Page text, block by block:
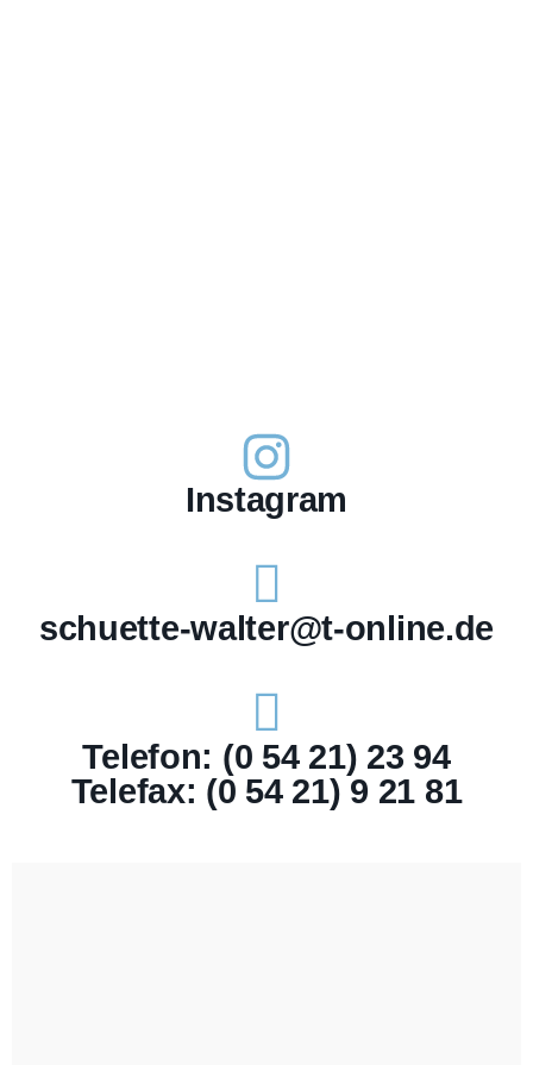
Instagram
schuette-walter@t-online.de
Telefon: (0 54 21) 23 94
Telefax: (0 54 21) 9 21 81